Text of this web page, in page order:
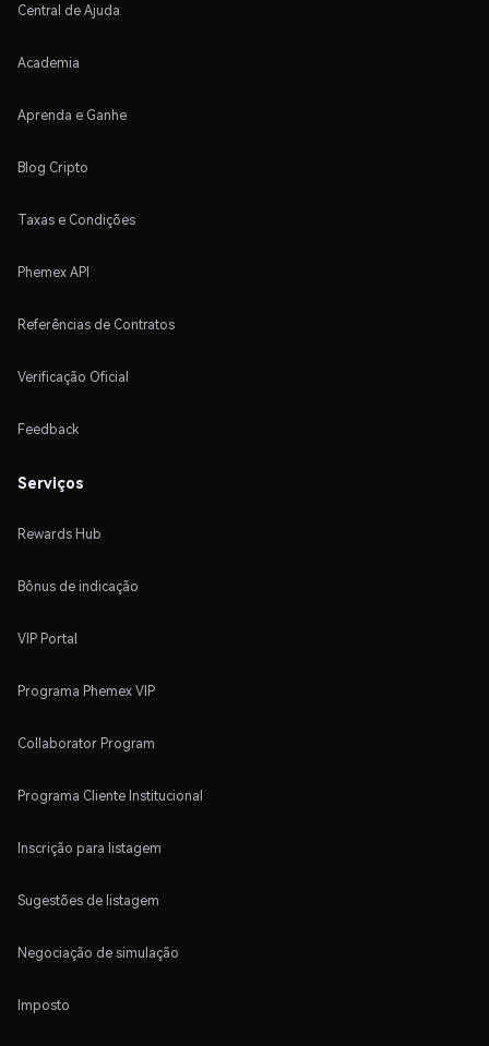
Central de Ajuda
Academia
Aprenda e Ganhe
Blog Cripto
Taxas e Condições
Phemex API
Referências de Contratos
Verificação Oficial
Feedback
Serviços
Rewards Hub
Bônus de indicação
VIP Portal
Programa Phemex VIP
Collaborator Program
Programa Cliente Institucional
Inscrição para listagem
Sugestões de listagem
Negociação de simulação
Imposto